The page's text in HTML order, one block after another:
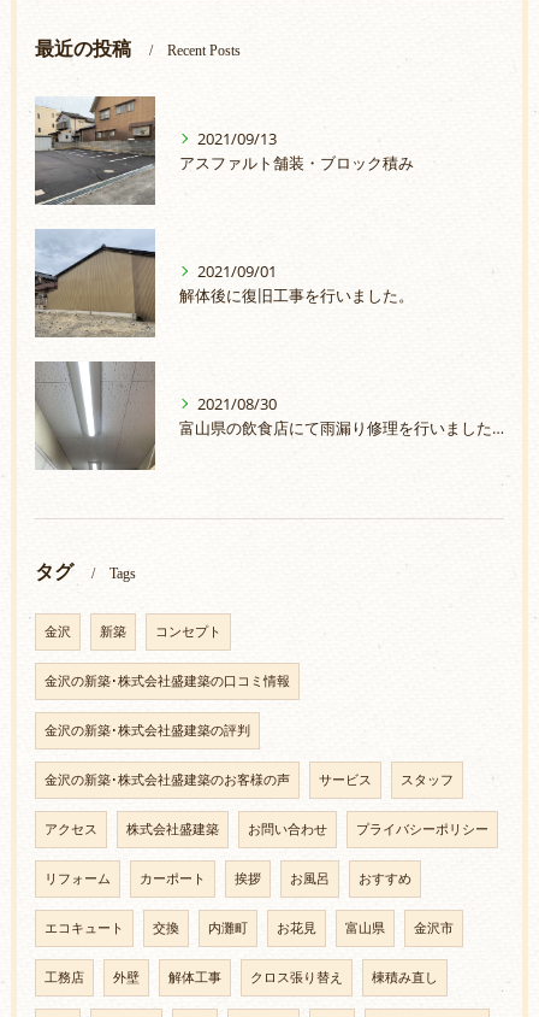
最近の投稿 Recent Posts
2021/09/13
アスファルト舗装・ブロック積み
2021/09/01
解体後に復旧工事を行いました。
2021/08/30
富山県の飲食店にて雨漏り修理を行いました。
タグ Tags
金沢 新築 コンセプト
金沢の新築･株式会社盛建築の口コミ情報
金沢の新築･株式会社盛建築の評判
金沢の新築･株式会社盛建築のお客様の声 サービス スタッフ
アクセス 株式会社盛建築 お問い合わせ プライバシーポリシー
リフォーム カーポート 挨拶 お風呂 おすすめ
エコキュート 交換 内灘町 お花見 富山県 金沢市
工務店 外壁 解体工事 クロス張り替え 棟積み直し